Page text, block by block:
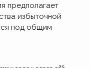
предполагает
избыточной
под общим